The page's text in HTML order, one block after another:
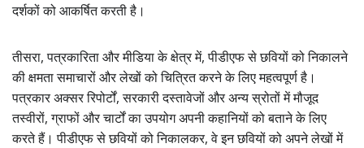
दर्शकों को आकर्षित करती है।
तीसरा, पत्रकारिता और मीडिया के क्षेत्र में, पीडीएफ से छवियों को निकालने
की क्षमता समाचारों और लेखों को चित्रित करने के लिए महत्वपूर्ण है।
पत्रकार अक्सर रिपोर्टों, सरकारी दस्तावेजों और अन्य स्रोतों में मौजूद
तस्वीरों, ग्राफों और चार्टों का उपयोग अपनी कहानियों को बताने के लिए
करते हैं। पीडीएफ से छवियों को निकालकर, वे इन छवियों को अपने लेखों में